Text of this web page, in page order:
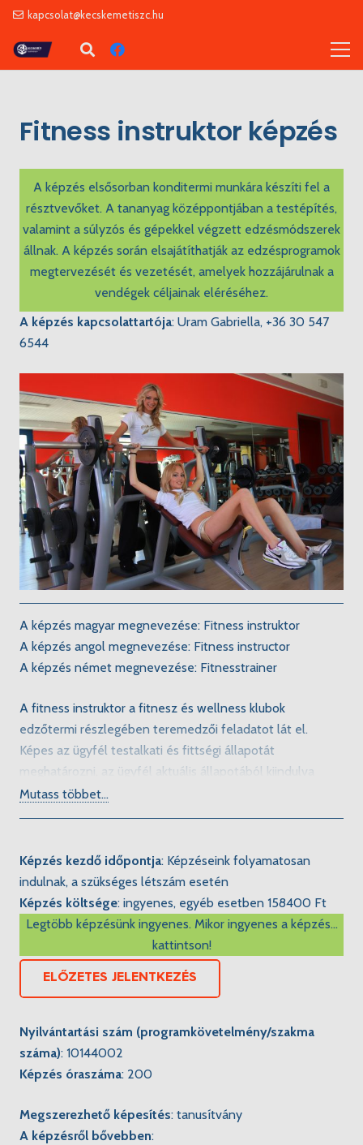
kapcsolat@kecskemetiszc.hu
Fitness instruktor képzés
A képzés elsősorban konditermi munkára készíti fel a
résztvevőket. A tananyag középpontjában a testépítés,
valamint a súlyzós és gépekkel végzett edzésmódszerek
állnak. A képzés során elsajátíthatják az edzésprogramok
megtervezését és vezetését, amelyek hozzájárulnak a
vendégek céljainak eléréséhez.
A képzés kapcsolattartója: Uram Gabriella, +36 30 547
6544
A képzés magyar megnevezése: Fitness instruktor
A képzés angol megnevezése: Fitness instructor
A képzés német megnevezése: Fitnesstrainer
A fitness instruktor a fitnesz és wellness klubok
edzőtermi részlegében teremedzői feladatot lát el.
Képes az ügyfél testalkati és fittségi állapotát
meghatározni, az ügyfél aktuális állapotából kiindulva
reális edzéscélokat megfogalmazni, az elérendő célokhoz
Mutass többet...
Képzés kezdő időpontja: Képzéseink folyamatosan
indulnak, a szükséges létszám esetén
Képzés költsége: ingyenes, egyéb esetben 158400 Ft
Legtöbb képzésünk ingyenes. Mikor ingyenes a képzés...
kattintson!
ELŐZETES JELENTKEZÉS
Nyilvántartási szám (programkövetelmény/szakma
száma): 10144002
Képzés óraszáma: 200
Megszerezhető képesítés: tanusítvány
A képzésről bővebben: